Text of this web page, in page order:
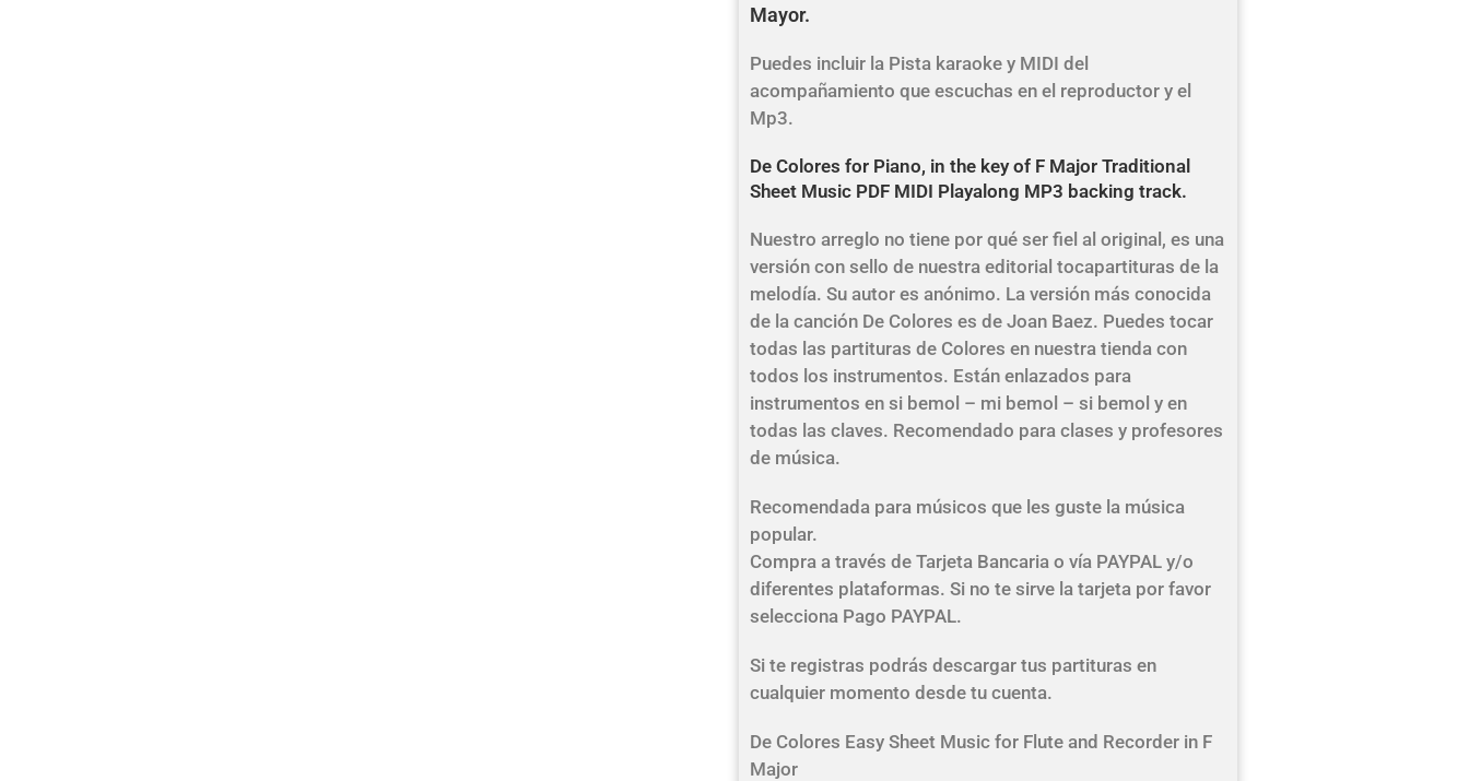
Mayor.
Puedes incluir la Pista karaoke y MIDI del
acompañamiento que escuchas en el reproductor y el
Mp3.
De Colores for Piano, in the key of F Major Traditional
Sheet Music PDF MIDI Playalong MP3 backing track.
Nuestro arreglo no tiene por qué ser fiel al original, es una
versión con sello de nuestra editorial tocapartituras de la
melodía. Su autor es anónimo. La versión más conocida
de la canción De Colores es de Joan Baez. Puedes tocar
todas las partituras de Colores en nuestra tienda con
todos los instrumentos. Están enlazados para
instrumentos en si bemol – mi bemol – si bemol y en
todas las claves. Recomendado para clases y profesores
de música.
Recomendada para músicos que les guste la música
popular.
Compra a través de Tarjeta Bancaria o vía PAYPAL y/o
diferentes plataformas. Si no te sirve la tarjeta por favor
selecciona Pago PAYPAL.
Si te registras podrás descargar tus partituras en
cualquier momento desde tu cuenta.
De Colores Easy Sheet Music for Flute and Recorder in F
Major